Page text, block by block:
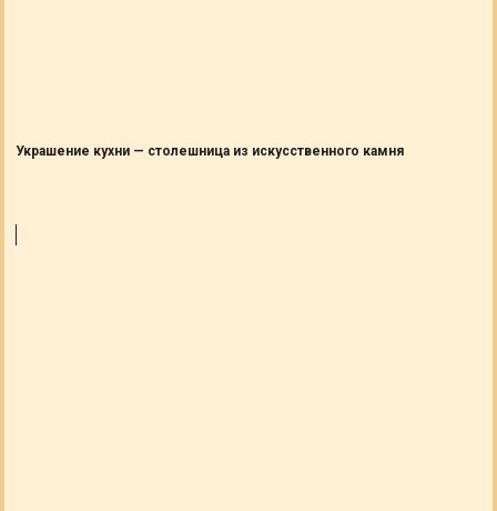
Украшение кухни — столешница из искусственного камня